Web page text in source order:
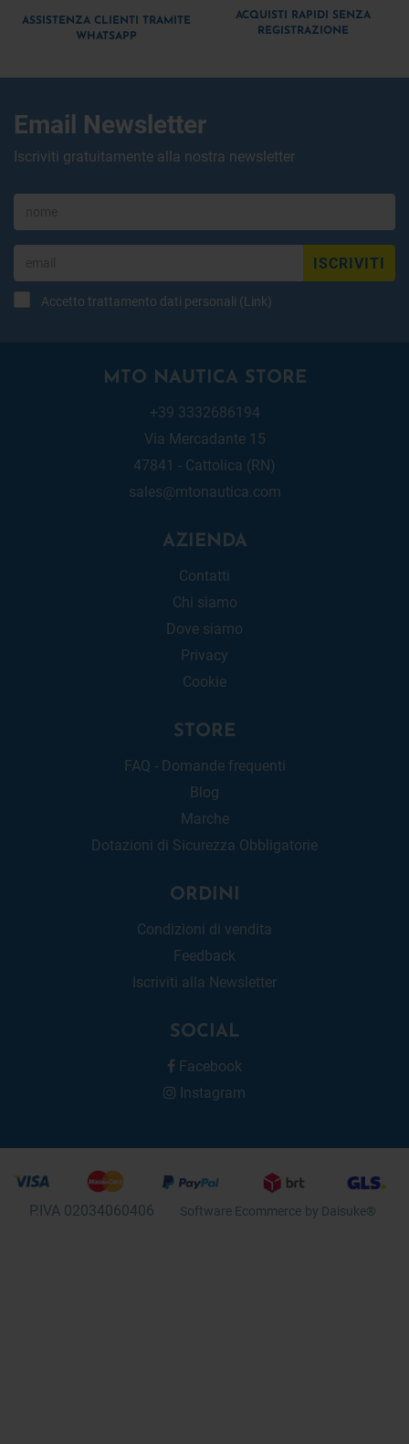
ASSISTENZA CLIENTI TRAMITE
WHATSAPP
ACQUISTI RAPIDI SENZA
REGISTRAZIONE
Email Newsletter
Iscriviti gratuitamente alla nostra newsletter
ISCRIVITI
Accetto trattamento dati personali (Link)
MTO NAUTICA STORE
+39 3332686194
Via Mercadante 15
47841 - Cattolica (RN)
sales@mtonautica.com
AZIENDA
Contatti
Chi siamo
Dove siamo
Privacy
Cookie
STORE
FAQ - Domande frequenti
Blog
Marche
Dotazioni di Sicurezza Obbligatorie
ORDINI
Condizioni di vendita
Feedback
Iscriviti alla Newsletter
SOCIAL
Facebook
Instagram
P.IVA 02034060406 Software Ecommerce by Daisuke®